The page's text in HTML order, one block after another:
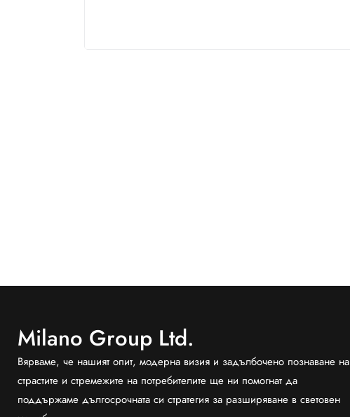
Milano Group Ltd.
Вярваме, че нашият опит, модерна визия и задълбочено познаване на
страстите и стремежите на потребителите ще ни помогнат да
поддържаме дългосрочната си стратегия за разширяване в световен